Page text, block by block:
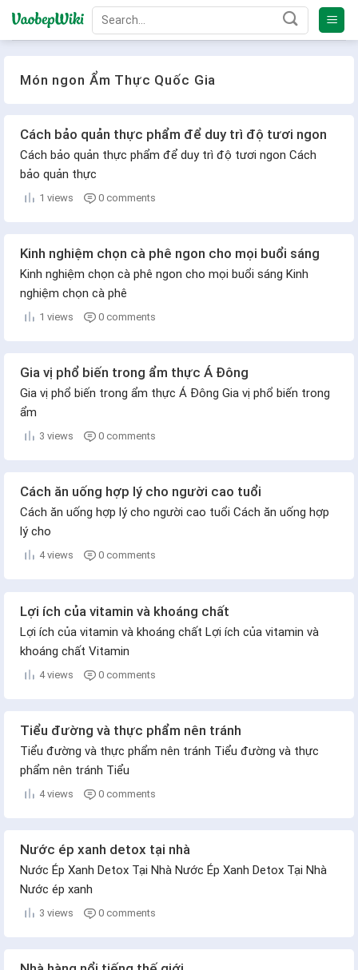
Bỏ
qua
Món ngon Ẩm Thực Quốc Gia
Cách bảo quản thực phẩm để duy trì độ tươi ngon
Cách bảo quản thực phẩm để duy trì độ tươi ngon Cách
bảo quản thực
1 views 0 comments
Kinh nghiệm chọn cà phê ngon cho mọi buổi sáng
Kinh nghiệm chọn cà phê ngon cho mọi buổi sáng Kinh
nghiệm chọn cà phê
1 views 0 comments
Gia vị phổ biến trong ẩm thực Á Đông
Gia vị phổ biến trong ẩm thực Á Đông Gia vị phổ biến trong
ẩm
3 views 0 comments
Cách ăn uống hợp lý cho người cao tuổi
Cách ăn uống hợp lý cho người cao tuổi Cách ăn uống hợp
lý cho
4 views 0 comments
Lợi ích của vitamin và khoáng chất
Lợi ích của vitamin và khoáng chất Lợi ích của vitamin và
khoáng chất Vitamin
4 views 0 comments
Tiểu đường và thực phẩm nên tránh
Tiểu đường và thực phẩm nên tránh Tiểu đường và thực
phẩm nên tránh Tiểu
4 views 0 comments
Nước ép xanh detox tại nhà
Nước Ép Xanh Detox Tại Nhà Nước Ép Xanh Detox Tại Nhà
Nước ép xanh
3 views 0 comments